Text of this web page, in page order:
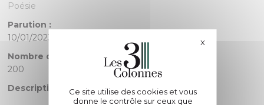
Poésie
Parution :
10/01/2023
Nombre de pages :
200
Description :
Ce site utilise des cookies et vous
donne le contrôle sur ceux que
XMasquer le